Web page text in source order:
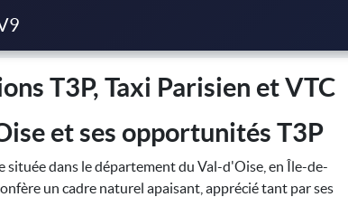
Parisien et VTC
T3P, Taxi Parisien et VTC
et ses opportunités T3P
dans le département du Val-d'Oise, en Île-de-
un cadre naturel apaisant, apprécié tant par ses